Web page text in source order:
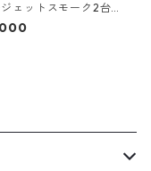
ェットスモーク2台セ
ンタル / 往復送料・
11,000 込】